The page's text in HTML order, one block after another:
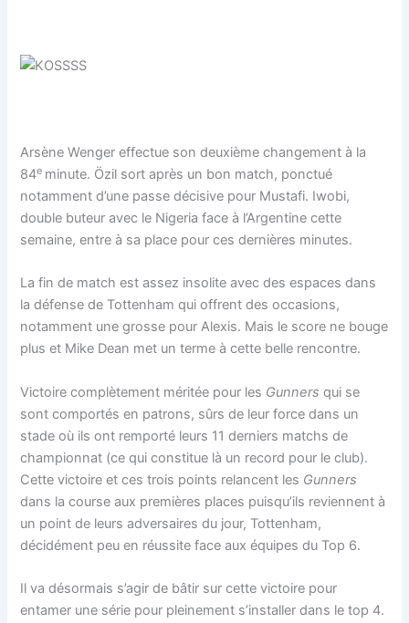
Arsène Wenger effectue son deuxième changement à la
84e minute. Özil sort après un bon match, ponctué
notamment d’une passe décisive pour Mustafi. Iwobi,
double buteur avec le Nigeria face à l’Argentine cette
semaine, entre à sa place pour ces dernières minutes.
La fin de match est assez insolite avec des espaces dans
la défense de Tottenham qui offrent des occasions,
notamment une grosse pour Alexis. Mais le score ne bouge
plus et Mike Dean met un terme à cette belle rencontre.
Victoire complètement méritée pour les Gunners qui se
sont comportés en patrons, sûrs de leur force dans un
stade où ils ont remporté leurs 11 derniers matchs de
championnat (ce qui constitue là un record pour le club).
Cette victoire et ces trois points relancent les Gunners
dans la course aux premières places puisqu’ils reviennent à
un point de leurs adversaires du jour, Tottenham,
décidément peu en réussite face aux équipes du Top 6.
Il va désormais s’agir de bâtir sur cette victoire pour
entamer une série pour pleinement s’installer dans le top 4.